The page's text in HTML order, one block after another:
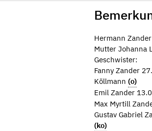
Hermann
Mutter Johanna
Geschwister:
Fanny Zander
Köllmann (o)
Emil Zander
Max Myrtill
Gustav Gabriel
(ko)